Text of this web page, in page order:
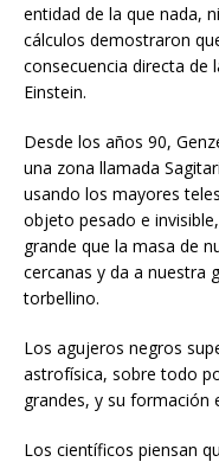
entidad de la que nada,
cálculos demostraron
consecuencia directa de
Einstein.
Desde los años 90,
una zona llamada
usando los mayores
objeto pesado e
grande que la masa de
cercanas y da a nuestra
torbellino.
Los agujeros negros
astrofísica, sobre todo
grandes, y su formación
Los científicos piensan